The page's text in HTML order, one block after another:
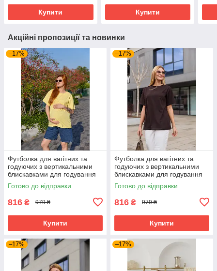
Купити Купити
Акційні пропозиції та новинки
–17%
Футболка для вагітних та
годуючих з вертикальними
блискавками для годування
Ankara S-M Lullababe жовтий
Готово до відправки
816 ₴ 979 ₴
Купити
–17%
Футболка для вагітних та
годуючих з вертикальними
блискавками для годування
Ankara S-M Lullababe
шоколадний
Готово до відправки
816 ₴ 979 ₴
Купити
–17% –17%